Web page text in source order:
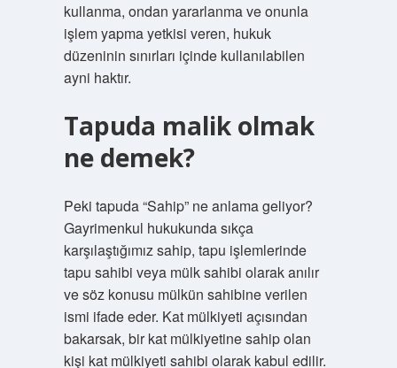
kullanma, ondan yararlanma ve onunla
işlem yapma yetkisi veren, hukuk
düzeninin sınırları içinde kullanılabilen
ayni haktır.
Tapuda malik olmak
ne demek?
Peki tapuda “Sahip” ne anlama geliyor?
Gayrimenkul hukukunda sıkça
karşılaştığımız sahip, tapu işlemlerinde
tapu sahibi veya mülk sahibi olarak anılır
ve söz konusu mülkün sahibine verilen
ismi ifade eder. Kat mülkiyeti açısından
bakarsak, bir kat mülkiyetine sahip olan
kişi kat mülkiyeti sahibi olarak kabul edilir.